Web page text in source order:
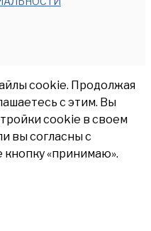
cookie. Продолжая
с этим. Вы
cookie в своем
вы согласны с
«принимаю».